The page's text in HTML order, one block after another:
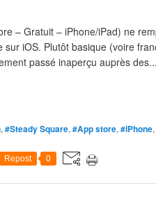
– Gratuit – iPhone/iPad) ne
sur iOS. Plutôt basique (voire
passé inaperçu auprès des...
, #Steady Square, #App store, #iPhone,
Repost 0